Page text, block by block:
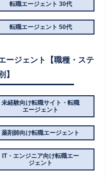
転職エージェント 30代
転職エージェント 50代
ージェント【職種・ステ
】
未経験向け転職サイト・転職
エージェント
薬剤師向け転職エージェント
IT・エンジニア向け転職エー
ジェント